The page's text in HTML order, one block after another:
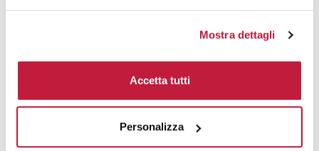
Mostra dettagli
Accetta tutti
Personalizza